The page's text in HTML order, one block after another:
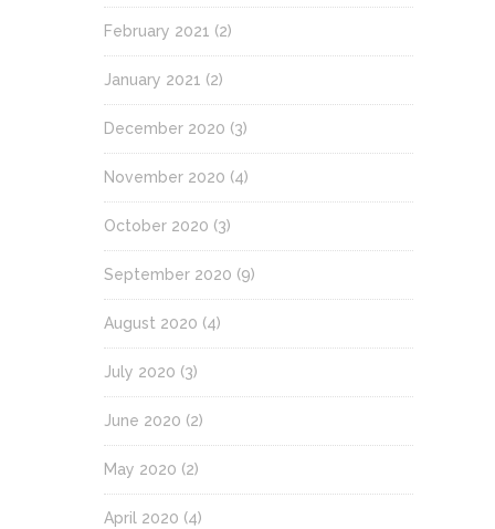
February 2021 (2)
January 2021 (2)
December 2020 (3)
November 2020 (4)
October 2020 (3)
September 2020 (9)
August 2020 (4)
July 2020 (3)
June 2020 (2)
May 2020 (2)
April 2020 (4)